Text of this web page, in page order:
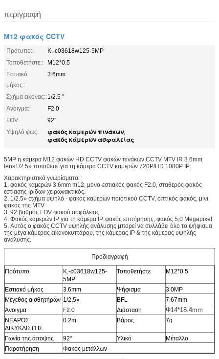
περιγραφή
M12 φακός CCTV
Πρότυπο::
Κ.-c03618w125-5MP
Τοποθετήστε::
M12*0.5
Εστιακό
μήκος::
3.6mm
Σχήμα εικόνας::1/2.5 ″
Άνοιγμα::
F2.0
FOV:
92°
Υψηλό φως:
φακός καμερών πινάκων,
φακός κάμερων ασφαλείας
5MP η κάμερα M12 φακών HD CCTV φακών πινάκων CCTV MTV IR 3.6mm
lens1/2.5» τοποθετεί για τη κάμερα CCTV καμερών 720P/HD 1080P IP:
Χαρακτηριστικά γνωρίσματα:
1. φακός καμερών 3.6mm m12, μονο-εστιακός φακός F2.0, σταθερός φακός
εστίασης ίριδων χειρωνακτικός.
2. 1/2.5» σχήμα υψηλό - φακός καμερών ποιοτικού CCTV, οπτικός φακός, μίνι
φακός της MTV
3. 92 βαθμός FOV φακού ασφάλειας
4. Φακός καμερών IP για τη κάμερα IP, φακός επιτήρησης, φακός 5,0 Megapixel
5. Αυτός ο φακός CCTV υψηλής ανάλυσης μπορεί να συλλάβει όλο το ψήφισμα
της μέγα κάμερας εικονοκυττάρου, της κάμερας IP & της κάμερας υψηλής
ανάλυσης.
Προδιαγραφή
Πρότυπο
Κ.-c03618w125-
5MP
Τοποθετήστε M12*0.5
Εστιακό μήκος 3.6mm Ψήφισμα
3.0MP
Μέγεθος αισθητήρων 1/2.5» BFL
7.67mm
Άνοιγμα
F2.0 Διάσταση Φ14*18.4mm
ΝΕΑΡΌΣ
ΔΙΚΥΚΛΙΣΤΉΣ
0.2m Βάρος 7g
Γωνία της άποψης 92° Υλικό
Μέταλλο
Παρατήρηση
Φακός μετάλλων